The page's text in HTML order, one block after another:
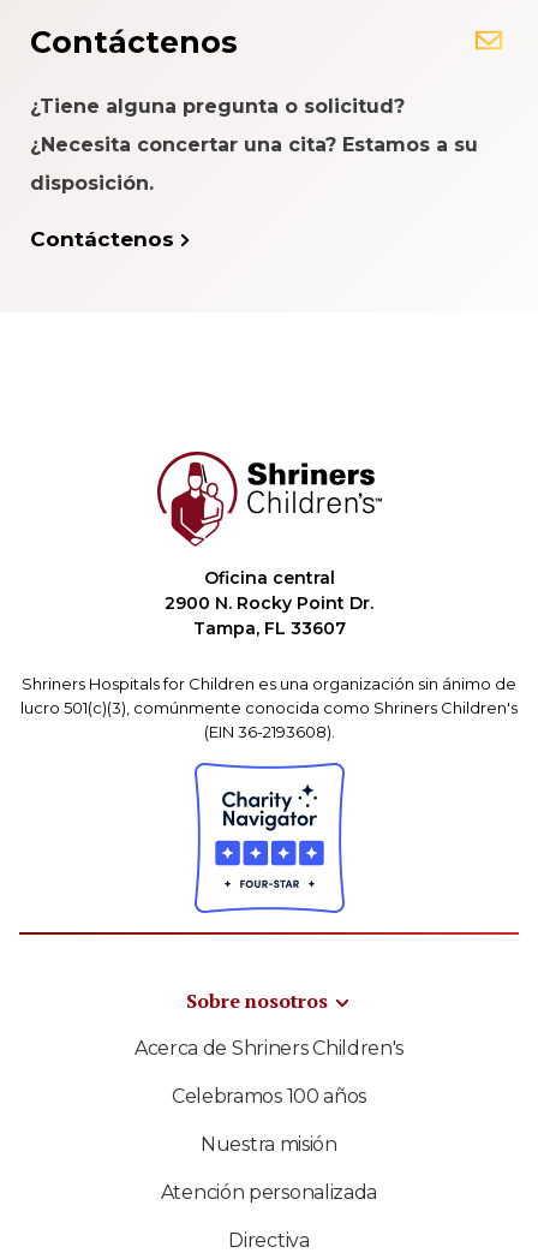
Contáctenos
¿Tiene alguna pregunta o solicitud?
¿Necesita concertar una cita? Estamos a su
disposición.
Contáctenos
Oficina central
2900 N. Rocky Point Dr.
Tampa, FL 33607
Shriners Hospitals for Children es una organización sin ánimo de
lucro 501(c)(3), comúnmente conocida como Shriners Children's
(EIN 36-2193608).
Sobre nosotros
Acerca de Shriners Children's
Celebramos 100 años
Nuestra misión
Atención personalizada
Directiva